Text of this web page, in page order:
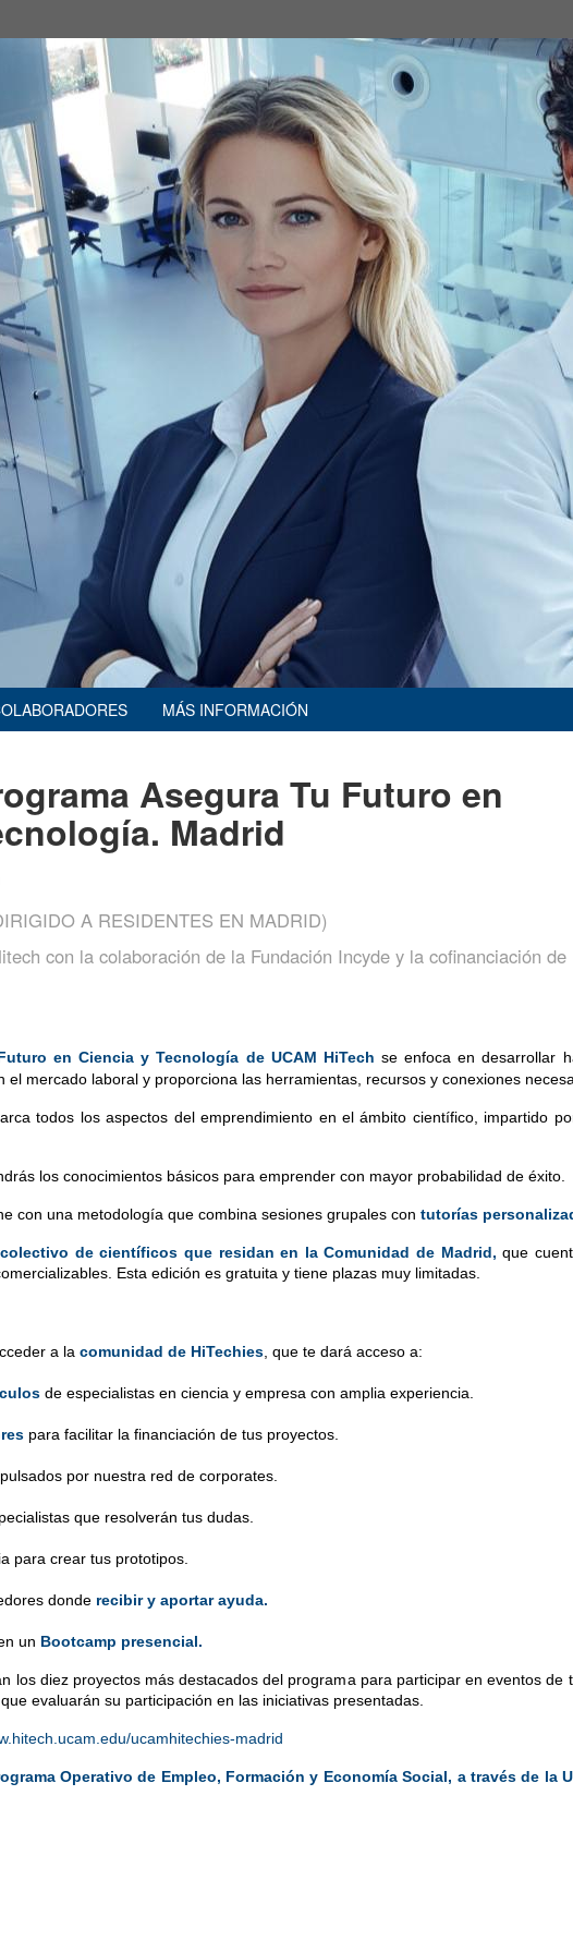
MÁS INFORMACIÓN
Asegura Tu Futuro en
Madrid
A RESIDENTES EN MADRID)
con la colaboración de la Fundación Incyde y la cofinanciación de
en Ciencia y Tecnología de UCAM HiTech se enfoca en desarrollar
el mercado laboral y proporciona las herramientas, recursos y conexiones
todos los aspectos del emprendimiento en el ámbito científico, impartido
los conocimientos básicos para emprender con mayor probabilidad de éxito.
con una metodología que combina sesiones grupales con tutorías
de científicos que residan en la Comunidad de Madrid, que
Esta edición es gratuita y tiene plazas muy limitadas.
a la comunidad de HiTechies , que te dará acceso a:
de especialistas en ciencia y empresa con amplia experiencia.
para facilitar la financiación de tus proyectos.
por nuestra red de corporates.
que resolverán tus dudas.
para crear tus prototipos.
donde recibir y aportar ayuda.
un Bootcamp presencial.
los diez proyectos más destacados del programa para participar en eventos
evaluarán su participación en las iniciativas presentadas.
ucamhitechies-madrid
Operativo de Empleo, Formación y Economía Social, a través de la